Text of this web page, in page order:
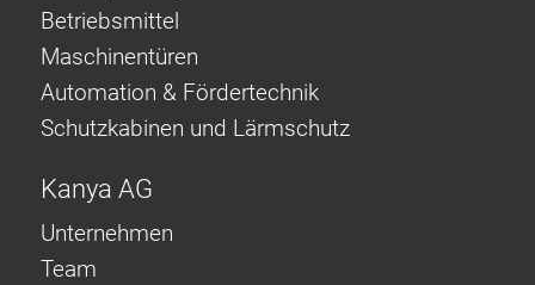
Betriebsmittel
Maschinentüren
Automation & Fördertechnik
Schutzkabinen und Lärmschutz
Kanya AG
Unternehmen
Team